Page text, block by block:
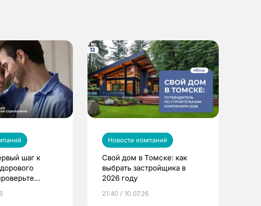
шаг к
Новости компаний
Свой дом в Томске: как
выбрать застройщика в
2026 году
21:40 / 10.07.26